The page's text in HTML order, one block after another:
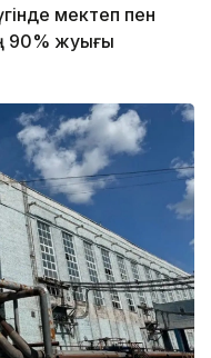
мектеп пен
90% жуығы